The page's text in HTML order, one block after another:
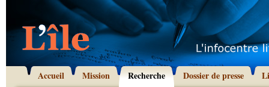
Accueil Mission Recherche Dossier de presse